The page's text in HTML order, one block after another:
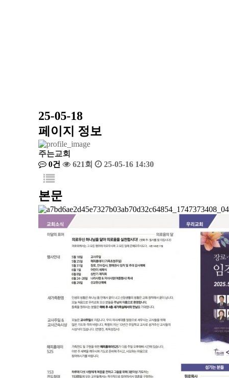
25-05-18
페이지 정보
주는교회
0건
621회 25-05-16 14:30
본문